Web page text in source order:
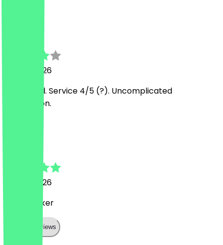
28 July 2026
Good food. Service 4/5 (?). Uncomplicated
transaction.
27 July 2026
Super lecker
Show all reviews